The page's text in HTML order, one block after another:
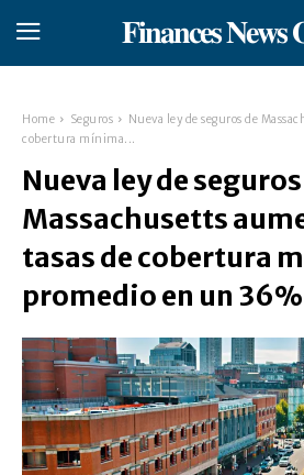
𝐅𝐢𝐧𝐚𝐧𝐜𝐞𝐬 𝐍𝐞𝐰𝐬
Home Seguros
Nueva ley de seguros de
cobertura mínima...
Nueva ley de
Massachusetts
tasas de cobertura
promedio en un 36%